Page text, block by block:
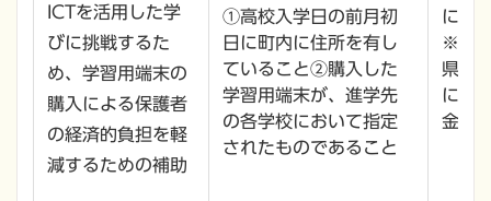
ICTを活用した学
びに挑戦するた
め、学習用端末の
購入による保護者
の経済的負担を軽
減するための補助
①高校入学日の前月初
日に町内に住所を有し
ていること②購入した
学習用端末が、進学先
の各学校において指定
されたものであること
に負
※購
県教
によ
金等